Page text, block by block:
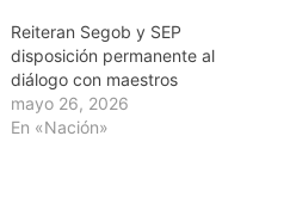
Reiteran Segob y SEP
disposición permanente al
diálogo con maestros
mayo 26, 2026
En «Nación»